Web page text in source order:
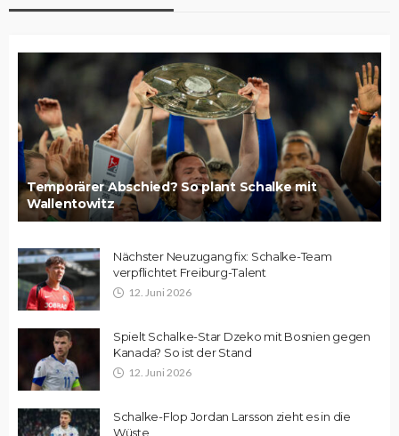
Temporärer Abschied? So plant Schalke mit
Wallentowitz
Nächster Neuzugang fix: Schalke-Team
verpflichtet Freiburg-Talent
12. Juni 2026
Spielt Schalke-Star Dzeko mit Bosnien gegen
Kanada? So ist der Stand
12. Juni 2026
Schalke-Flop Jordan Larsson zieht es in die
Wüste